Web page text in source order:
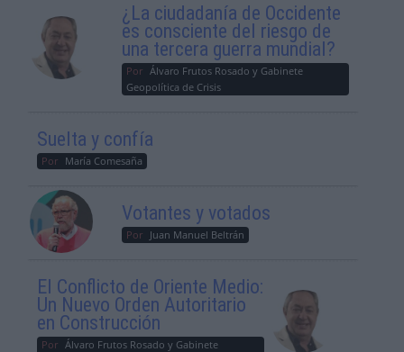
¿La ciudadanía de Occidente
es consciente del riesgo de
una tercera guerra mundial?
Por Álvaro Frutos Rosado y Gabinete
Geopolítica de Crisis
Suelta y confía
Por María Comesaña
Votantes y votados
Por Juan Manuel Beltrán
El Conflicto de Oriente Medio:
Un Nuevo Orden Autoritario
en Construcción
Por Álvaro Frutos Rosado y Gabinete